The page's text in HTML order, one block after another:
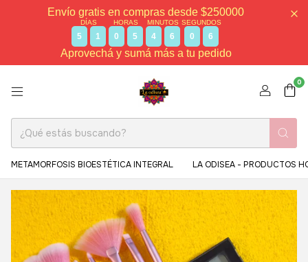
Envío gratis en compras desde $250000
DÍAS
5 1
HORAS
0 5
MINUTOS
4 6
SEGUNDOS
0 5
Aprovechá y sumá más a tu pedido
0
METAMORFOSIS BIOESTÉTICA INTEGRAL LA ODISEA - PRODUCTOS